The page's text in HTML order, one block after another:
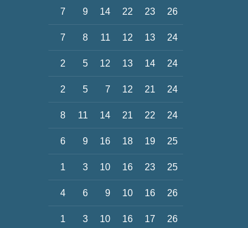
7 9 14 22 23 26
7 8 11 12 13 24
2 5 12 13 14 24
2 5 7 12 21 24
8 11 14 21 22 24
6 9 16 18 19 25
1 3 10 16 23 25
4 6 9 10 16 26
1 3 10 16 17 26